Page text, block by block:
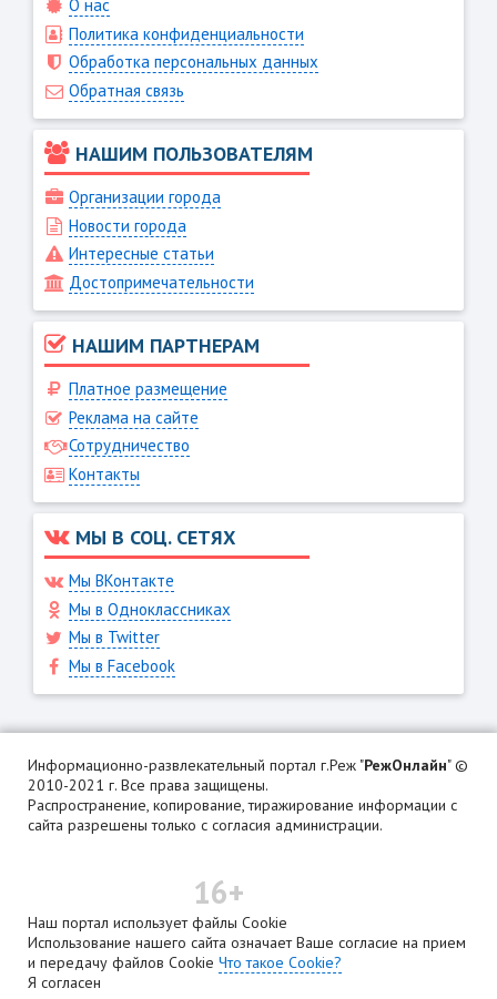
О нас
Политика конфиденциальности
Обработка персональных данных
Обратная связь
НАШИМ ПОЛЬЗОВАТЕЛЯМ
Организации города
Новости города
Интересные статьи
Достопримечательности
НАШИМ ПАРТНЕРАМ
Платное размещение
Реклама на сайте
Сотрудничество
Контакты
МЫ В СОЦ. СЕТЯХ
Мы ВКонтакте
Мы в Одноклассниках
Мы в Twitter
Мы в Facebook
Информационно-развлекательный портал г.Реж "РежОнлайн" ©
2010-2021 г. Все права защищены.
Распространение, копирование, тиражирование информации с
сайта разрешены только с согласия администрации.
16+
Наш портал использует файлы Cookie
Использование нашего сайта означает Ваше согласие на прием
и передачу файлов Cookie Что такое Cookie?
Я согласен